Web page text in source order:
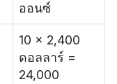
ออนซ์
10 × 2,400
ดอลลาร์ =
24,000